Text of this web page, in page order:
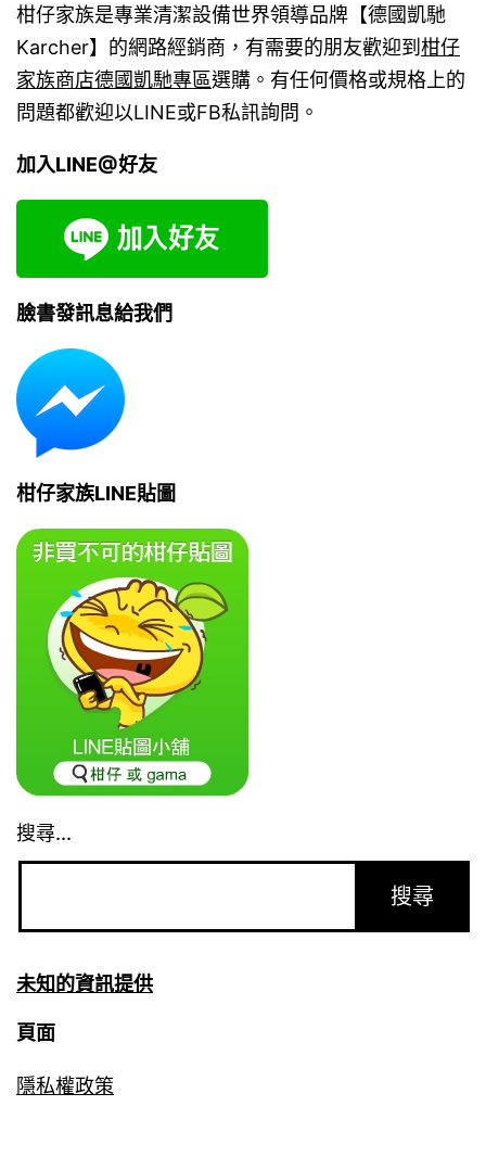
柑仔家族是專業清潔設備世界領導品牌【德國凱馳
Karcher】的網路經銷商，有需要的朋友歡迎到 柑仔
家族商店德國凱馳專區選購。有任何價格或規格上的
問題都歡迎以LINE或FB私訊詢問。
加入LINE@好友
臉書發訊息給我們
柑仔家族LINE貼圖
搜尋...
未知的資訊提供
頁面
隱私權政策